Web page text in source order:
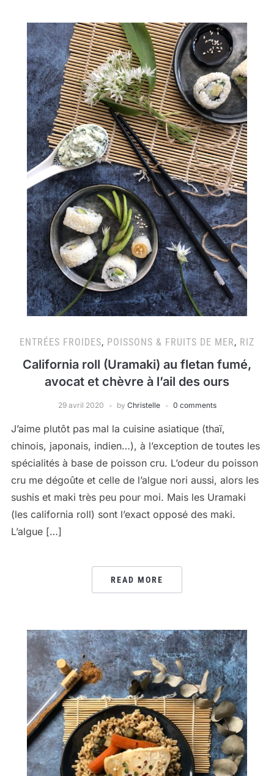
ENTRÉES FROIDES, POISSONS & FRUITS DE MER, RIZ
California roll (Uramaki) au fletan fumé,
avocat et chèvre à l’ail des ours
29 avril 2020 by Christelle 0 comments
J’aime plutôt pas mal la cuisine asiatique (thaï,
chinois, japonais, indien…), à l’exception de toutes les
spécialités à base de poisson cru. L’odeur du poisson
cru me dégoûte et celle de l’algue nori aussi, alors les
sushis et maki très peu pour moi. Mais les Uramaki
(les california roll) sont l’exact opposé des maki.
L’algue […]
READ MORE